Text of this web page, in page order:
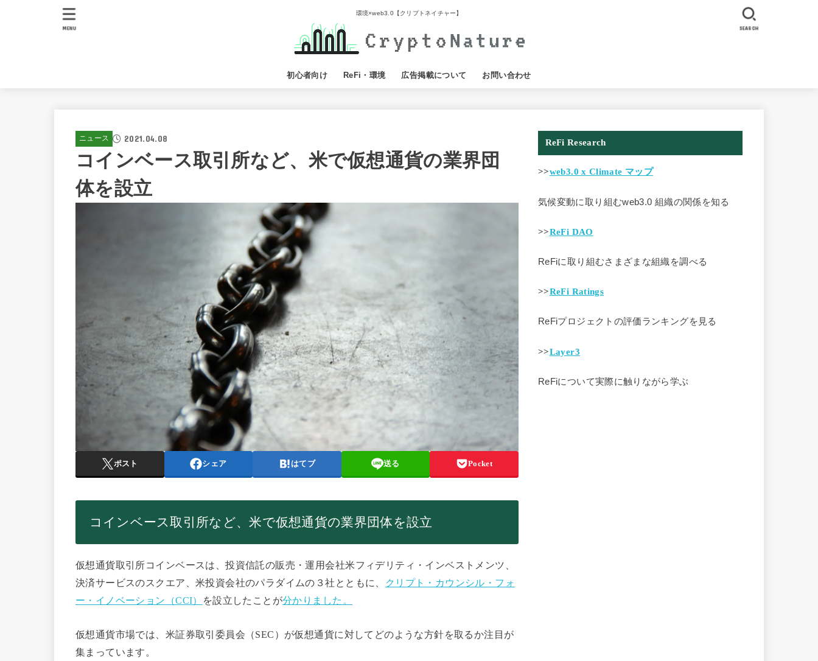
環境×web3.0【クリプトネイチャー】
初心者向け ReFi・環境 広告掲載について お問い合わせ
SEARCH
MENU
ニュース 2021.04.08
コインベース取引所など、米で仮想通貨の業界団
体を設立
ポスト シェア はてブ 送る Pocket
コインベース取引所など、米で仮想通貨の業界団体を設立
仮想通貨取引所コインベースは、投資信託の販売・運用会社米フィデリティ・インベストメンツ、
決済サービスのスクエア、米投資会社のパラダイムの３社とともに、
クリプト・カウンシル・フォ
ー・イノベーション（CCI）
を設立したことが分かりました。
仮想通貨市場では、米証券取引委員会（SEC）が仮想通貨に対してどのような方針を取るか注目が
集まっています。
ReFi Research
>>web3.0 x Climate マップ
気候変動に取り組むweb3.0 組織の関係を知る
>>ReFi DAO
ReFiに取り組むさまざまな組織を調べる
>>ReFi Ratings
ReFiプロジェクトの評価ランキングを見る
>>Layer3
ReFiについて実際に触りながら学ぶ